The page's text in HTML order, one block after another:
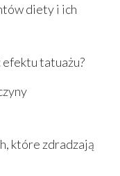
diety i ich
efektu tatuażu?
które zdradzają